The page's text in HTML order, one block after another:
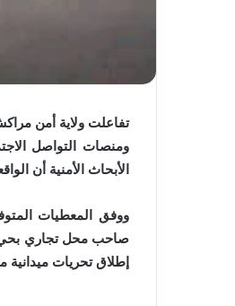
ومنصات التواصل
الأبحاث الأمنية أن
ووفق المعطيات
صاحب محل تجاري بحي
إطلاق تحريات